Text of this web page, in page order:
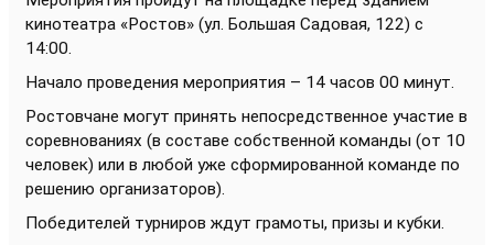
кинотеатра «Ростов» (ул. Большая Садовая, 122) с
14:00.
Начало проведения мероприятия – 14 часов 00 минут.
Ростовчане могут принять непосредственное участие в
соревнованиях (в составе собственной команды (от 10
человек) или в любой уже сформированной команде по
решению организаторов).
Победителей турниров ждут грамоты, призы и кубки.